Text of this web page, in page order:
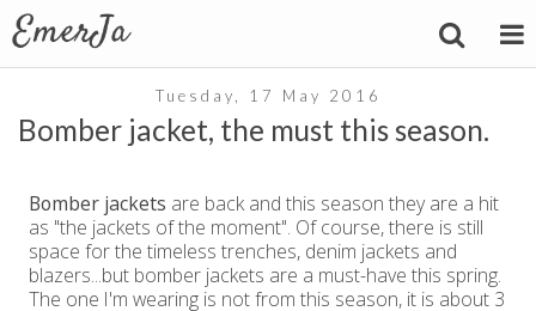
Tuesday, 17 May 2016
Bomber jacket, the must this season.
Bomber jackets are back and this season they are a hit
as "the jackets of the moment". Of course, there is still
space for the timeless trenches, denim jackets and
blazers...but bomber jackets are a must-have this spring.
The one I'm wearing is not from this season, it is about 3